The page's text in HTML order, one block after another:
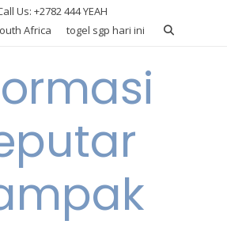
Us: +2782 444 YEAH
Africa
togel sgp hari ini